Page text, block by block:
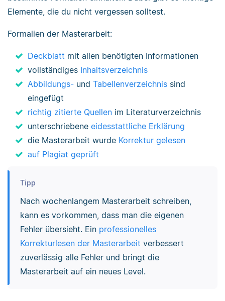
Elemente, die du nicht vergessen solltest.
Formalien der Masterarbeit:
Deckblatt mit allen benötigten Informationen
vollständiges Inhaltsverzeichnis
Abbildungs- und Tabellenverzeichnis sind
eingefügt
richtig zitierte Quellen im Literaturverzeichnis
unterschriebene eidesstattliche Erklärung
die Masterarbeit wurde Korrektur gelesen
auf Plagiat geprüft
Tipp
Nach wochenlangem Masterarbeit schreiben,
kann es vorkommen, dass man die eigenen
Fehler übersieht. Ein professionelles
Korrekturlesen der Masterarbeit verbessert
zuverlässig alle Fehler und bringt die
Masterarbeit auf ein neues Level.